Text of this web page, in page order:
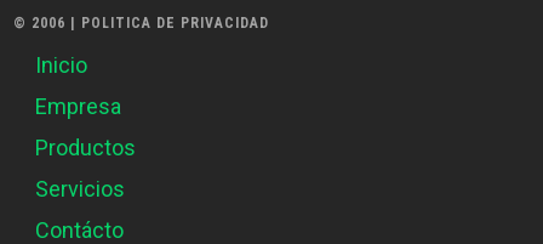
© 2006 | POLITICA DE PRIVACIDAD
Inicio
Empresa
Productos
Servicios
Contácto